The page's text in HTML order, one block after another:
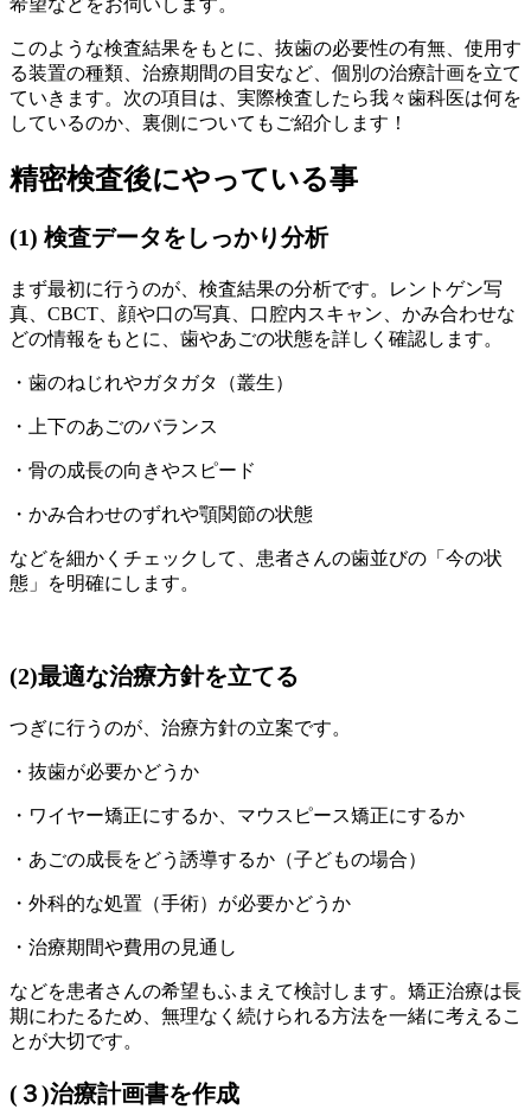
希望などをお伺いします。
このような検査結果をもとに、抜歯の必要性の有無、使用す
る装置の種類、治療期間の目安など、個別の治療計画を立て
ていきます。次の項目は、実際検査したら我々歯科医は何を
しているのか、裏側についてもご紹介します！
精密検査後にやっている事
(1) 検査データをしっかり分析
まず最初に行うのが、検査結果の分析です。レントゲン写
真、CBCT、顔や口の写真、口腔内スキャン、かみ合わせな
どの情報をもとに、歯やあごの状態を詳しく確認します。
・歯のねじれやガタガタ（叢生）
・上下のあごのバランス
・骨の成長の向きやスピード
・かみ合わせのずれや顎関節の状態
などを細かくチェックして、患者さんの歯並びの「今の状
態」を明確にします。
(2)最適な治療方針を立てる
つぎに行うのが、治療方針の立案です。
・抜歯が必要かどうか
・ワイヤー矯正にするか、マウスピース矯正にするか
・あごの成長をどう誘導するか（子どもの場合）
・外科的な処置（手術）が必要かどうか
・治療期間や費用の見通し
などを患者さんの希望もふまえて検討します。矯正治療は長
期にわたるため、無理なく続けられる方法を一緒に考えるこ
とが大切です。
(３)治療計画書を作成